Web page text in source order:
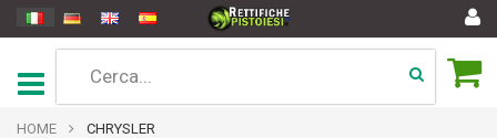
HOME CHRYSLER